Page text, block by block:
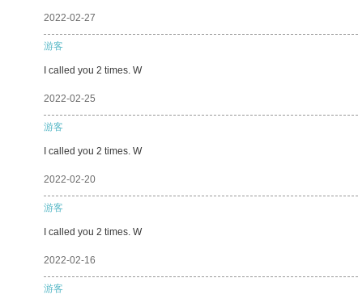
2022-02-27
游客
I called you 2 times. W
2022-02-25
游客
I called you 2 times. W
2022-02-20
游客
I called you 2 times. W
2022-02-16
游客